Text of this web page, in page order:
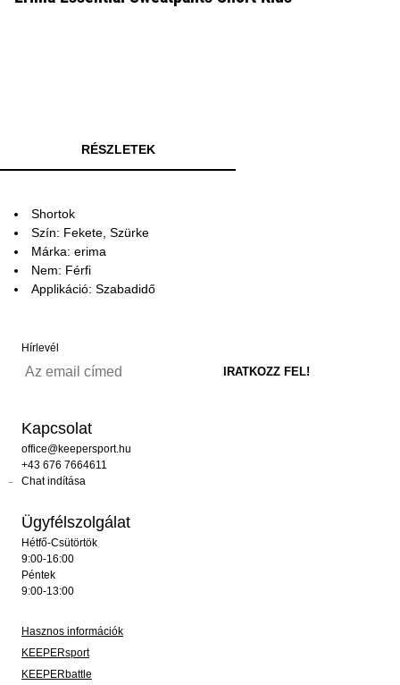
RÉSZLETEK
Shortok
Szín: Fekete, Szürke
Márka: erima
Nem: Férfi
Applikáció: Szabadidő
Hírlevél
Kapcsolat
office@keepersport.hu
+43 676 7664611
Chat indítása
Ügyfélszolgálat
Hétfő-Csütörtök
9:00-16:00
Péntek
9:00-13:00
Hasznos információk
KEEPERsport
KEEPERbattle